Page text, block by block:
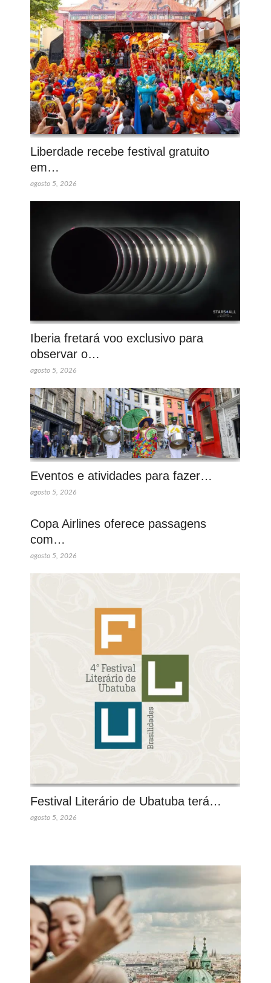
Liberdade recebe festival gratuito
em…
agosto 5, 2026
Iberia fretará voo exclusivo para
observar o…
agosto 5, 2026
Eventos e atividades para fazer…
agosto 5, 2026
Copa Airlines oferece passagens
com…
agosto 5, 2026
Festival Literário de Ubatuba terá…
agosto 5, 2026